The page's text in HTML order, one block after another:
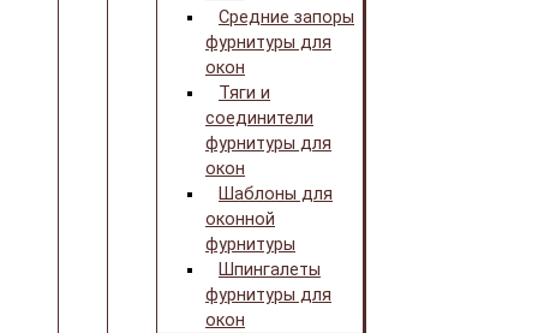
Средние запоры
фурнитуры для
окон
Тяги и
соединители
фурнитуры для
окон
Шаблоны для
оконной
фурнитуры
Шпингалеты
фурнитуры для
окон